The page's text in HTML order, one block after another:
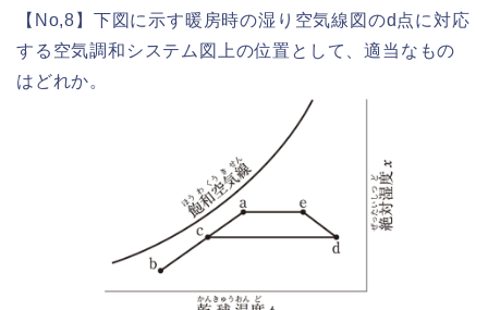
【No,8】下図に示す暖房時の湿り空気線図のd点に対応
する空気調和システム図上の位置として、適当なもの
はどれか。